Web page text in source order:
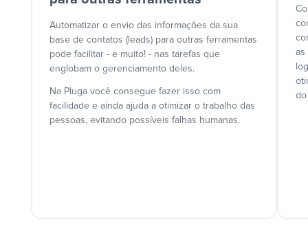
Automatizar o envio das informações da sua
base de contatos (leads) para outras ferramentas
pode facilitar - e muito! - nas tarefas que
englobam o gerenciamento deles.
Na Pluga você consegue fazer isso com
facilidade e ainda ajuda a otimizar o trabalho das
pessoas, evitando possíveis falhas humanas.
as
do